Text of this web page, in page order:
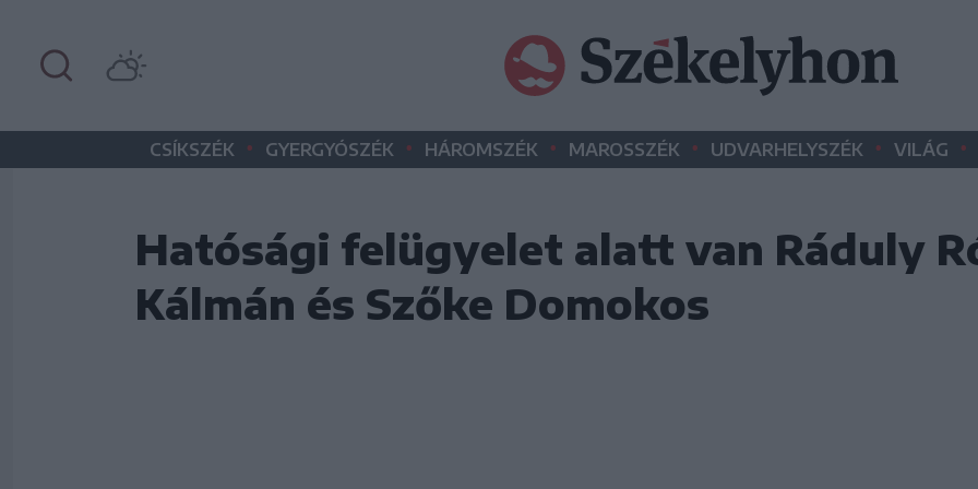
CSÍKSZÉK • GYERGYÓSZÉK • HÁROMSZÉK • MAROSSZÉK • UDVARHELYSZÉK • VILÁG •
Hatósági felügyelet alatt van Ráduly
Kálmán és Szőke Domokos